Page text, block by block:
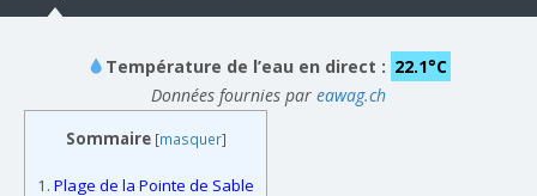
Température de l’eau en direct : 22.1°C
Données fournies par eawag.ch
Sommaire [masquer]
1. Plage de la Pointe de Sable